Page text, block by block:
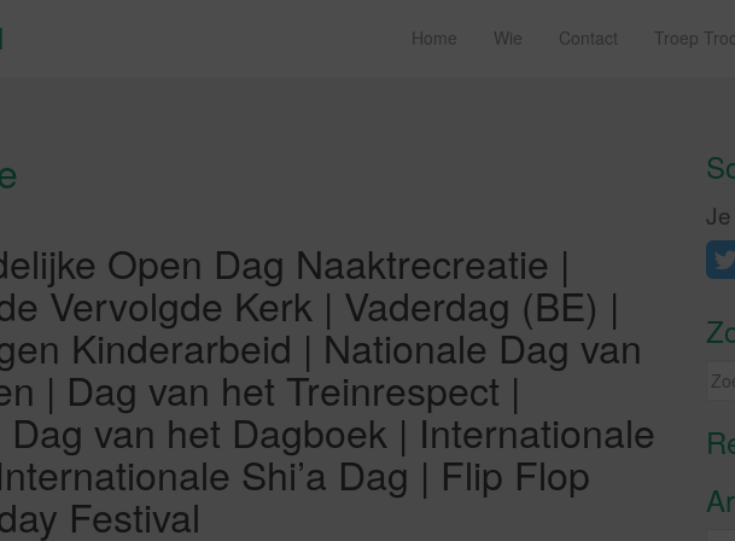
Home Wie Contact Troep
Open Dag Naaktrecreatie |
Vervolgde Kerk | Vaderdag (BE) |
Kinderarbeid | Nationale Dag van
| Dag van het Treinrespect |
van het Dagboek | Internationale
Shi’a Dag | Flip Flop
Festival